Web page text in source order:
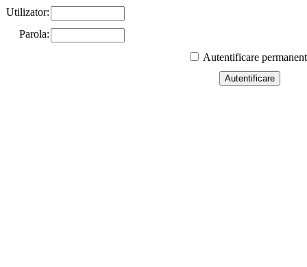
Utilizator:
Parola:
Autentificare